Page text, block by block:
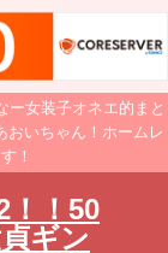
ー女装子オネエ的まと
おいちゃん！ホームレ
！
！！50
ギン